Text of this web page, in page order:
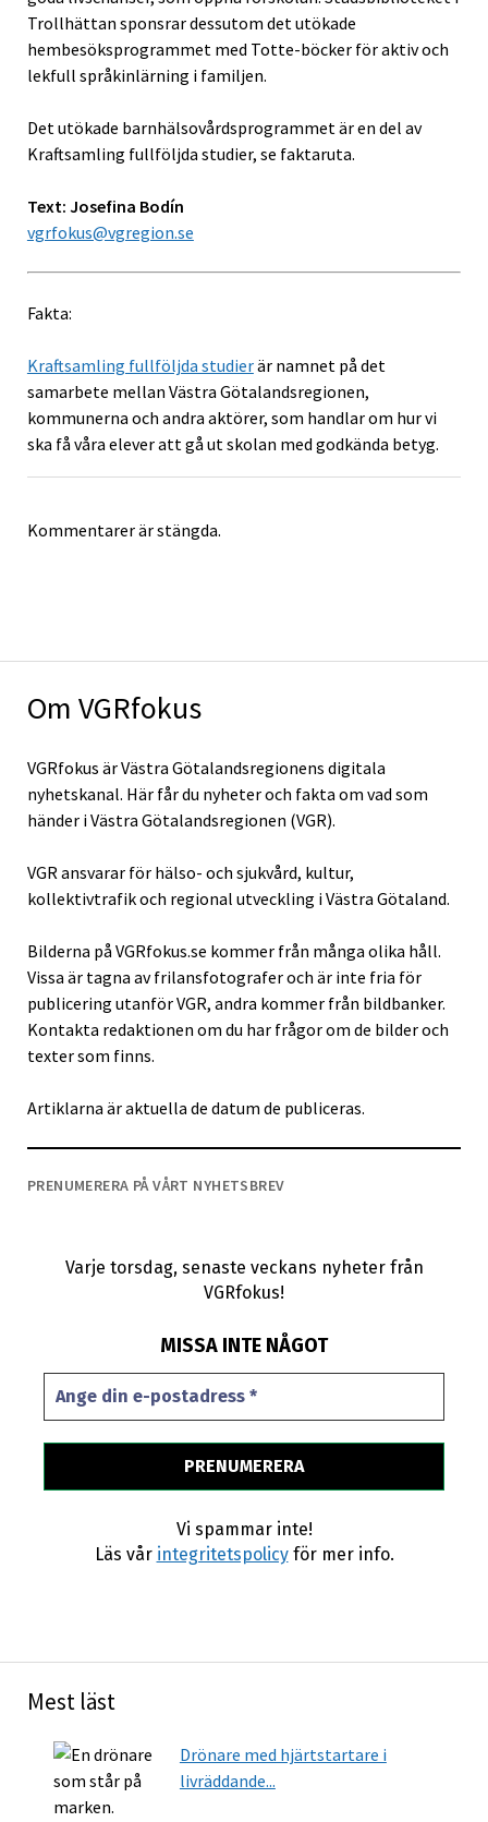
Om VGRfokus
VGRfokus är Västra Götalandsregionens digitala
nyhetskanal. Här får du nyheter och fakta om vad som
händer i Västra Götalandsregionen (VGR).
VGR ansvarar för hälso- och sjukvård, kultur,
kollektivtrafik och regional utveckling i Västra Götaland.
Bilderna på VGRfokus.se kommer från många olika håll.
Vissa är tagna av frilansfotografer och är inte fria för
publicering utanför VGR, andra kommer från bildbanker.
Kontakta redaktionen om du har frågor om de bilder och
texter som finns.
Artiklarna är aktuella de datum de publiceras.
PRENUMERERA PÅ VÅRT NYHETSBREV
Varje torsdag, senaste veckans nyheter från
VGRfokus!
MISSA INTE NÅGOT
Vi spammar inte!
Läs vår integritetspolicyför mer info.
Trollhättan sponsrar dessutom det utökade
hembesöksprogrammet med Totte-böcker för aktiv och
lekfull språkinlärning i familjen.
Det utökade barnhälsovårdsprogrammet är en del av
Kraftsamling fullföljda studier, se faktaruta.
Text: Josefina Bodín
vgrfokus@vgregion.se
Fakta:
Kraftsamling fullföljda studierär namnet på det
samarbete mellan Västra Götalandsregionen,
kommunerna och andra aktörer, som handlar om hur vi
ska få våra elever att gå ut skolan med godkända betyg.
Kommentarer är stängda.
Mest läst
Drönare med hjärtstartare i
livräddande...